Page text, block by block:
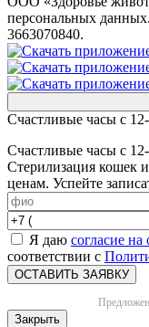
персональных
3663070840.
Счастливые часы с
Счастливые часы с
Стерилизация кошек
ценам. Успейте
Я даю согласие
соответствии с
ОСТАВИТЬ ЗАЯВКУ
Закрыть